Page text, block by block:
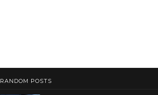
RANDOM POSTS